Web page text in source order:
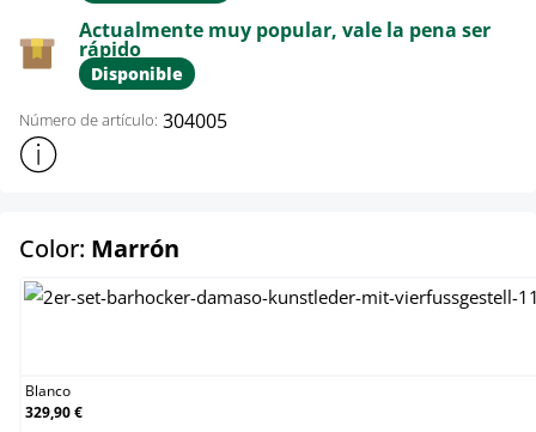
Actualmente muy popular, vale la pena ser
rápido
Disponible
Número de artículo: 304005
Mostrar más información sobre el producto
Color: Marrón
Blanco
329,90 €